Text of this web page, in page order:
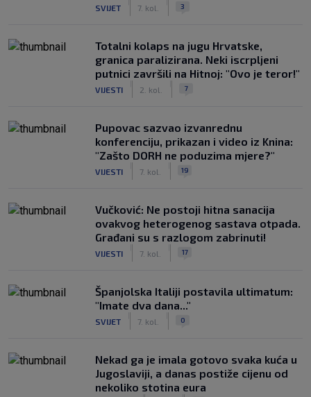
SVIJET 7. kol. 3
Totalni kolaps na jugu Hrvatske,
granica paralizirana. Neki iscrpljeni
putnici završili na Hitnoj: "Ovo je teror!"
VIJESTI 2. kol. 7
Pupovac sazvao izvanrednu
konferenciju, prikazan i video iz Knina:
"Zašto DORH ne poduzima mjere?"
VIJESTI 7. kol. 19
Vučković: Ne postoji hitna sanacija
ovakvog heterogenog sastava otpada.
Građani su s razlogom zabrinuti!
VIJESTI 7. kol. 17
Španjolska Italiji postavila ultimatum:
"Imate dva dana..."
SVIJET 7. kol. 0
Nekad ga je imala gotovo svaka kuća u
Jugoslaviji, a danas postiže cijenu od
nekoliko stotina eura